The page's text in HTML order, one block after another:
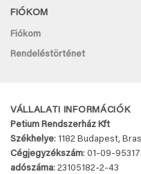
FIÓKOM
Fiókom
Rendeléstörténet
VÁLLALATI INFORMÁCIÓK
Petium Rendszerház Kft
Székhelye: 1182 Budapest,
Cégjegyzékszám: 01-09-
adószáma: 23105182-2-43